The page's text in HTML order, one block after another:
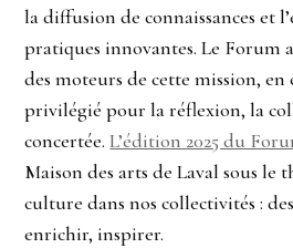
la diffusion de connaissances et
pratiques innovantes. Le Forum
des moteurs de cette mission, en
privilégié pour la réflexion, la
concertée.L’édition 2025 du
Maison des arts de Laval sous le
culture dans nos collectivités :
enrichir, inspirer.